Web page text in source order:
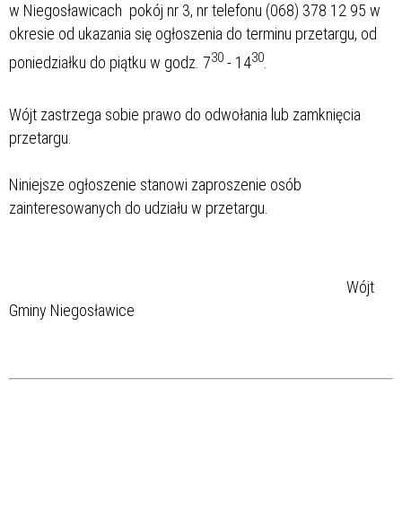
w Niegosławicach pokój nr 3, nr telefonu (068) 378 12 95 w
okresie od ukazania się ogłoszenia do terminu przetargu, od
poniedziałku do piątku w godz. 730 - 1430.
Wójt zastrzega sobie prawo do odwołania lub zamknięcia
przetargu.
Niniejsze ogłoszenie stanowi zaproszenie osób
zainteresowanych do udziału w przetargu.
Wójt
Gminy Niegosławice